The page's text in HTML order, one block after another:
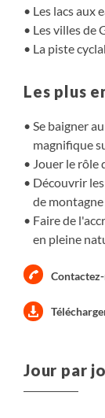
Les lacs aux
Les villes de
La piste
Les plus
Se baigner
magnifique
Jouer le rôle
Découvrir
de montagne
Faire de
en pleine
Jour par